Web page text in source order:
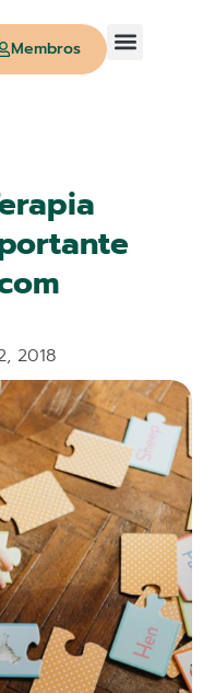
Membros
2018